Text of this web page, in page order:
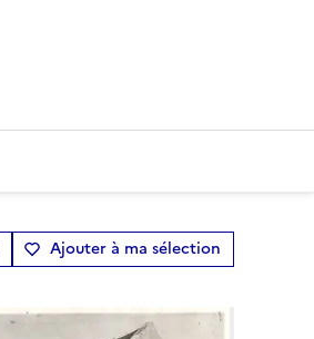
Ajouter à ma sélection